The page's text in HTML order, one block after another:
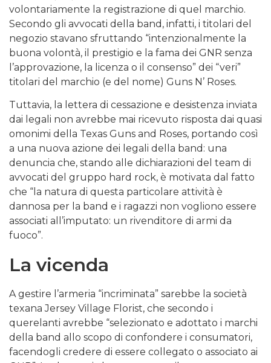
volontariamente la registrazione di quel marchio.
Secondo gli avvocati della band, infatti, i titolari del
negozio stavano sfruttando “intenzionalmente la
buona volontà, il prestigio e la fama dei GNR senza
l’approvazione, la licenza o il consenso” dei “veri”
titolari del marchio (e del nome) Guns N’ Roses.
Tuttavia, la lettera di cessazione e desistenza inviata
dai legali non avrebbe mai ricevuto risposta dai quasi
omonimi della Texas Guns and Roses, portando così
a una nuova azione dei legali della band: una
denuncia che, stando alle dichiarazioni del team di
avvocati del gruppo hard rock, è motivata dal fatto
che “la natura di questa particolare attività è
dannosa per la band e i ragazzi non vogliono essere
associati all’imputato: un rivenditore di armi da
fuoco”.
La vicenda
A gestire l’armeria “incriminata” sarebbe la società
texana Jersey Village Florist, che secondo i
querelanti avrebbe “selezionato e adottato i marchi
della band allo scopo di confondere i consumatori,
facendogli credere di essere collegato o associato ai